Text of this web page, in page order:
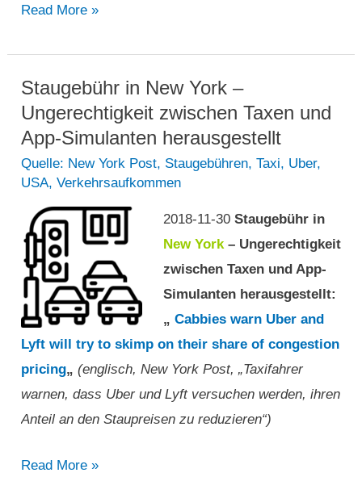
nicht
„Taxifahrer
unter
einem
„Klima
der
Angst“
nach
gewaltsamen
Überfällen
auf
Mallorca“
Read More »
Staugebühr in New York –
Ungerechtigkeit zwischen Taxen und
App-Simulanten herausgestellt
Quelle: New York Post, Staugebühren,Taxi, Uber,
USA,Verkehrsaufkommen
2018-11-30Staugebühr in
New York– Ungerechtigkeit
zwischen Taxen und App-
Simulanten herausgestellt:
„ Cabbies warn Uber and
Lyft will try to skimp on their share of congestion
pricing„ (englisch, New York Post, „Taxifahrer
warnen, dass Uber und Lyft versuchen werden, ihren
Anteil an den Staupreisen zu reduzieren“)
Staugebühr
Read More »